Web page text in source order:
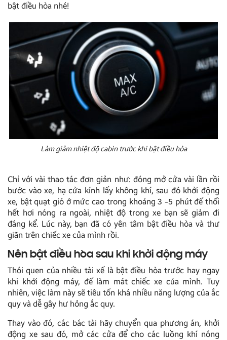
bật điều hòa nhé!
Làm giảm nhiệt độ cabin trước khi bật điều hòa
Chỉ với vài thao tác đơn giản như: đóng mở cửa vài lần rồi
bước vào xe, hạ cửa kính lấy không khí, sau đó khởi động
xe, bật quạt gió ở mức cao trong khoảng 3 -5 phút để thổi
hết hơi nóng ra ngoài, nhiệt độ trong xe bạn sẽ giảm đi
đáng kể. Lúc này, bạn đã có yên tâm bật điều hòa và thư
giãn trên chiếc xe của mình rồi.
Nên bật điều hòa sau khi khởi động máy
Thói quen của nhiều tài xế là bật điều hòa trước hay ngay
khi khởi động máy, để làm mát chiếc xe của mình. Tuy
nhiên, việc làm này sẽ tiêu tốn khá nhiều năng lượng của ắc
quy và dễ gây hư hỏng ắc quy.
Thay vào đó, các bác tài hãy chuyển qua phương án, khởi
động xe sau đó, mở các cửa để cho các luồng khí nóng